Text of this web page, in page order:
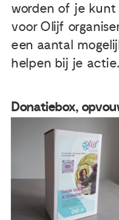
worden of je
voor Olijf
een aantal
helpen bij je actie.
Donatiebox,